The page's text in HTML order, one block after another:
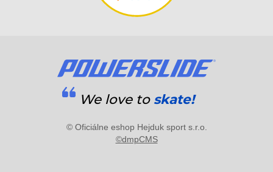
We love to skate!
© Oficiálne eshop Hejduk sport s.r.o.
©dmpCMS